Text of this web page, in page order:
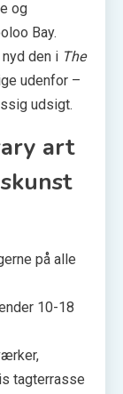
og
Bay.
den i The
udenfor –
udsigt.
art
på alle
10-18
tagterrasse